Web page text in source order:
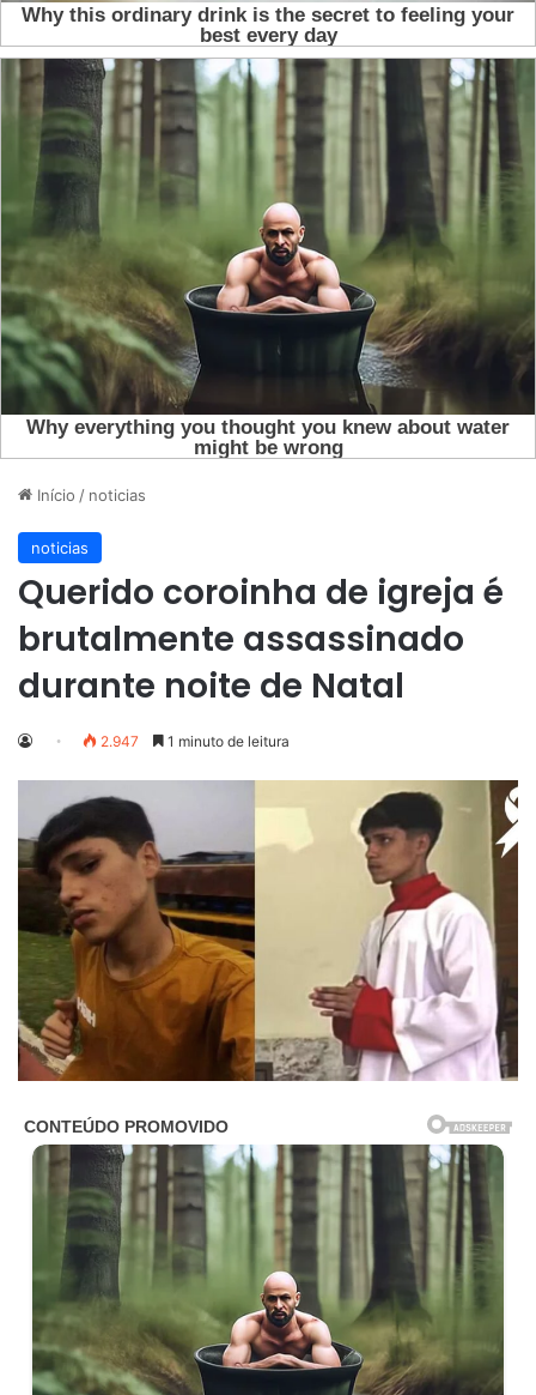
Início / noticias
noticias
Querido coroinha de igreja é
brutalmente assassinado
durante noite de Natal
2.947 1 minuto de leitura